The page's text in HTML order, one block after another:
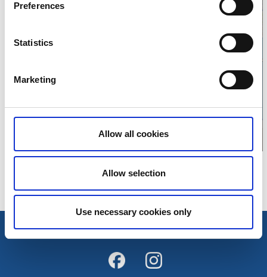
Preferences
Statistics
Marketing
Allow all cookies
Allow selection
Use necessary cookies only